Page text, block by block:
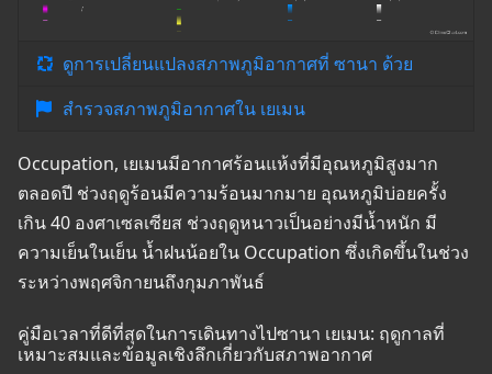
ดูการเปลี่ยนแปลงสภาพภูมิอากาศที่ ซานา ด้วย
สำรวจสภาพภูมิอากาศใน เยเมน
Occupation, เยเมนมีอากาศร้อนแห้งที่มีอุณหภูมิสูงมาก
ตลอดปี ช่วงฤดูร้อนมีความร้อนมากมาย อุณหภูมิบ่อยครั้ง
เกิน 40 องศาเซลเซียส ช่วงฤดูหนาวเป็นอย่างมีน้ำหนัก มี
ความเย็นในเย็น น้ำฝนน้อยใน Occupation ซึ่งเกิดขึ้นในช่วง
ระหว่างพฤศจิกายนถึงกุมภาพันธ์
คู่มือเวลาที่ดีที่สุดในการเดินทางไปซานา เยเมน: ฤดูกาลที่
เหมาะสมและข้อมูลเชิงลึกเกี่ยวกับสภาพอากาศ